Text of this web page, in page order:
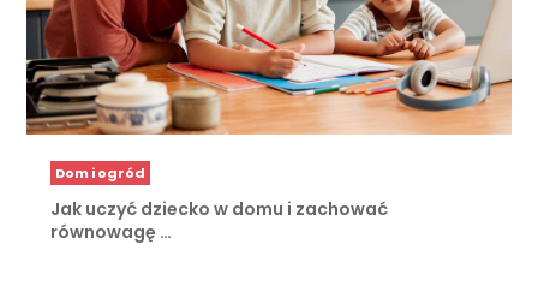
Dom i ogród
Jak uczyć dziecko w domu i zachować
równowagę …